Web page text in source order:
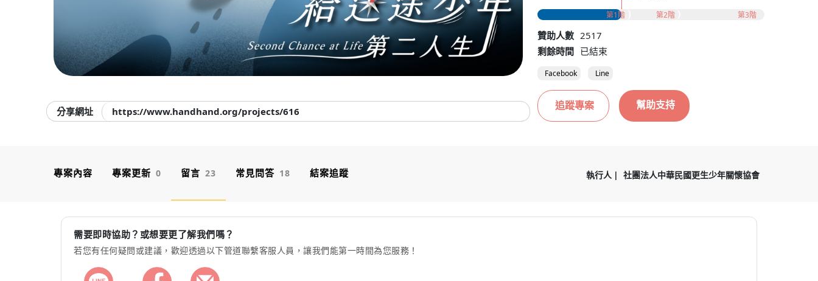
第1階
第2階 第3階
贊助人數 2517
剩餘時間 已結束
Facebook Line
分享網址 https://www.handhand.org/projects/616 追蹤專案 幫助支持
專案內容 專案更新 0 留言 23 常見問答 18 結案追蹤 執行人 社團法人中華民國更生少年關懷協會
需要即時協助？或想要更了解我們嗎？
若您有任何疑問或建議，歡迎透過以下管道聯繫客服人員，讓我們能第一時間為您服務！